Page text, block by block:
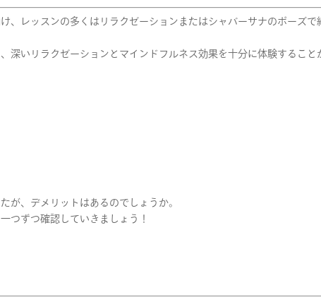
、レッスンの多くはリラクゼーションまたはシャバーサナのポーズで
深いリラクゼーションとマインドフルネス効果を十分に体験すること
が、デメリットはあるのでしょうか。
つずつ確認していきましょう！